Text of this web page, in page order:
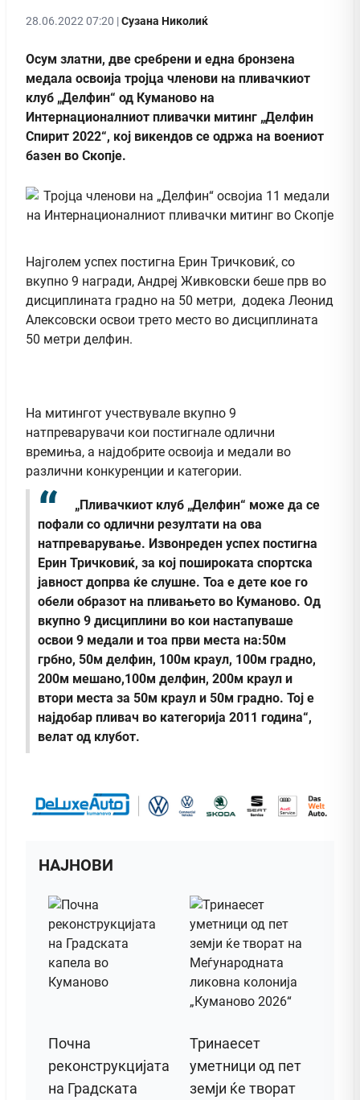
28.06.2022 07:20 |Сузана Николиќ
Осум златни, две сребрени и една бронзена
медала освоија тројца членови на пливачкиот
клуб „Делфин“ од Куманово на
Интернационалниот пливачки митинг „Делфин
Спирит 2022“, кој викендов се одржа на воениот
базен во Скопје.
Најголем успех постигна Ерин Тричковиќ, со
вкупно 9 награди, Андреј Живковски беше прв во
дисциплината градно на 50 метри, додека Леонид
Алексовски освои трето место во дисциплината
50 метри делфин.
На митингот учествувале вкупно 9
натпреварувачи кои постигнале одлични
времиња, а најдобрите освоија и медали во
различни конкуренции и категории.
„Пливачкиот клуб „Делфин“ може да се
пофали со одлични резултати на ова
натпреварување. Извонреден успех постигна
Ерин Тричковиќ, за кој пошироката спортска
јавност допрва ќе слушне. Тоа е дете кое го
обели образот на пливањето во Куманово. Од
вкупно 9 дисциплини во кои настапуваше
освои 9 медали и тоа први места на:50м
грбно, 50м делфин, 100м краул, 100м градно,
200м мешано,100м делфин, 200м краул и
втори места за 50м краул и 50м градно. Тој е
најдобар пливач во категорија 2011 година“,
велат од клубот.
НАЈНОВИ
Почна
реконструкцијата
на Градската
Тринаесет
уметници од пет
земји ќе творат